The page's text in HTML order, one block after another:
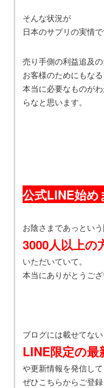
そんな状況が
日本のサプリの実情
売り手側の利益追及
お客様のためにもなる
本当に必要なものが
らなと思います。
公式LINE始め
お陰さまであっとい
3000人以上の
いただいていて。
本当にありがとうご
ブログには載せてない
LINE限定の最
や更新情報を発信し
ぜひこちらからご登